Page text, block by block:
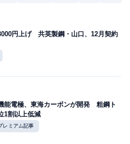
円上げ 共英製鋼・山口、12月契約
能電極、東海カーボンが開発 粗鋼ト
1割以上低減
レミアム記事